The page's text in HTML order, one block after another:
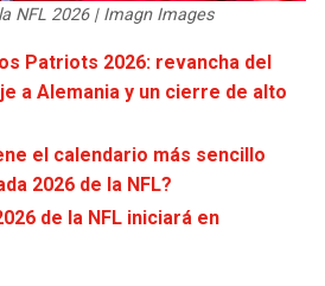
NFL 2026 | Imagn Images
Patriots 2026: revancha del
a Alemania y un cierre de alto
el calendario más sencillo
2026 de la NFL?
de la NFL iniciará en